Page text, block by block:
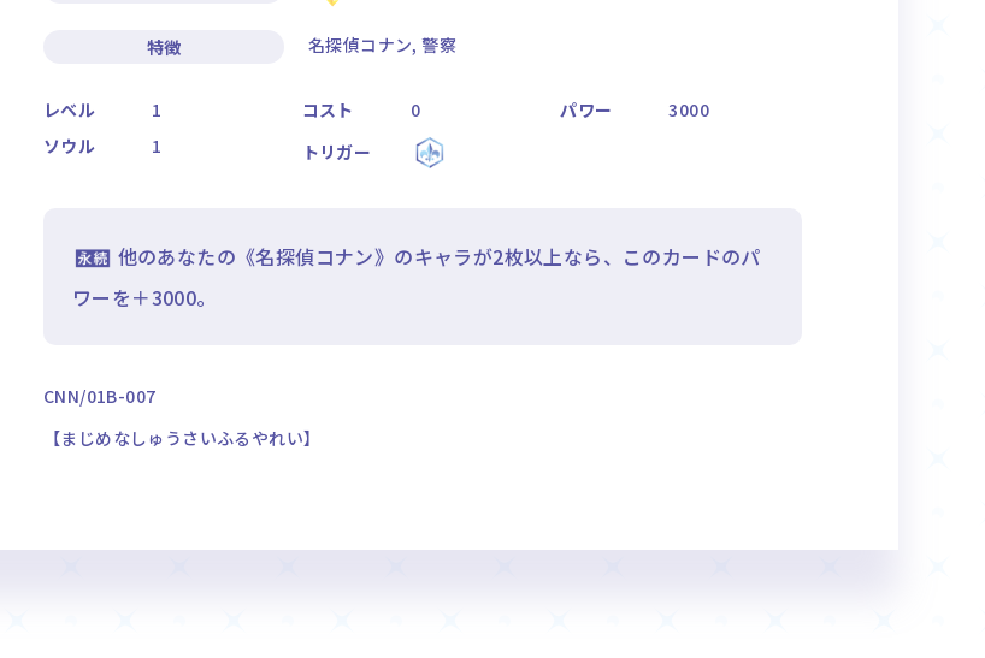
特徴 名探偵コナン, 警察
レベル 1 コスト 0 パワー
3000
ソウル
1 トリガー
他のあなたの《名探偵コナン》のキャラが2枚以上なら、このカードのパ
ワーを＋3000。
CNN/01B-007
【まじめなしゅうさいふるやれい】